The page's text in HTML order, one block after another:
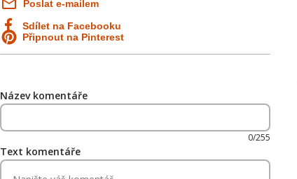
Poslat e-mailem
Sdílet na Facebooku
Připnout na Pinterest
Název komentáře
0/255
Text komentáře